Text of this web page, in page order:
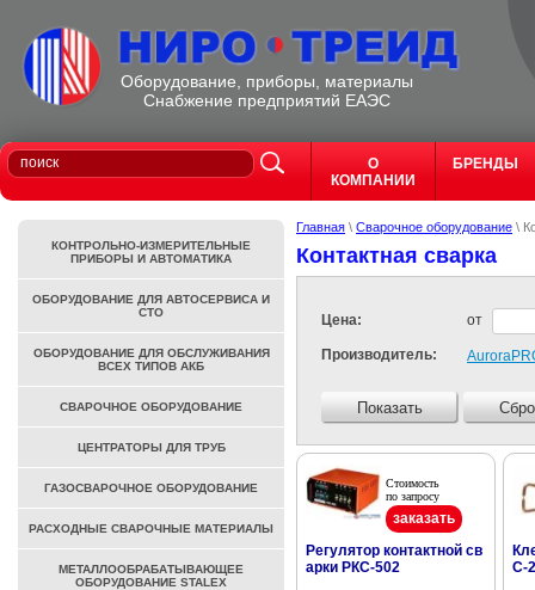
Оборудование, приборы, материалы
Cнабжение предприятий ЕАЭС
О
КОМПАНИИ
БРЕНДЫ
Главная \ Сварочное оборудование \
Контактная сварка
Цена: от
Производитель:
Показать
Стоимость
по запросу
заказать
Регулятор контактной св
арки РКС-502
С-
КОНТРОЛЬНО-ИЗМЕРИТЕЛЬНЫЕ
ПРИБОРЫ И АВТОМАТИКА
ОБОРУДОВАНИЕ ДЛЯ АВТОСЕРВИСА И
СТО
ОБОРУДОВАНИЕ ДЛЯ ОБСЛУЖИВАНИЯ
ВСЕХ ТИПОВ АКБ
СВАРОЧНОЕ ОБОРУДОВАНИЕ
ЦЕНТРАТОРЫ ДЛЯ ТРУБ
ГАЗОСВАРОЧНОЕ ОБОРУДОВАНИЕ
РАСХОДНЫЕ СВАРОЧНЫЕ МАТЕРИАЛЫ
МЕТАЛЛООБРАБАТЫВАЮЩЕЕ
ОБОРУДОВАНИЕ STALEX